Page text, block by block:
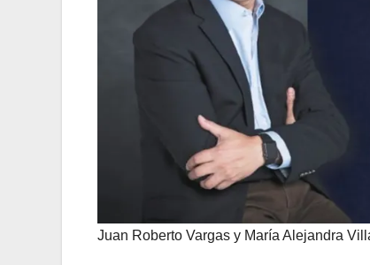
Juan Roberto Vargas y María Alejandra